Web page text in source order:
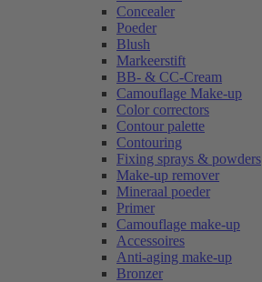
Concealer
Poeder
Blush
Markeerstift
BB- & CC-Cream
Camouflage Make-up
Color correctors
Contour palette
Contouring
Fixing sprays & powders
Make-up remover
Mineraal poeder
Primer
Camouflage make-up
Accessoires
Anti-aging make-up
Bronzer